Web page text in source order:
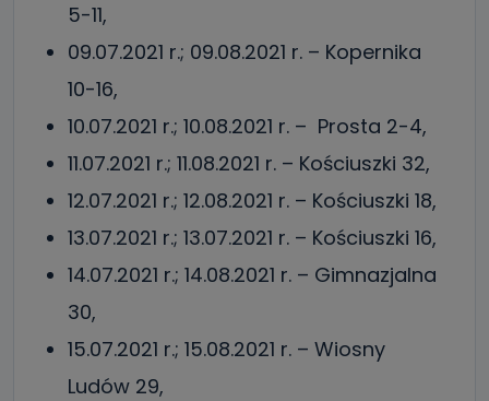
5-11,
09.07.2021 r.; 09.08.2021 r. – Kopernika
10-16,
10.07.2021 r.; 10.08.2021 r. – Prosta 2-4,
11.07.2021 r.; 11.08.2021 r. – Kościuszki 32,
12.07.2021 r.; 12.08.2021 r. – Kościuszki 18,
13.07.2021 r.; 13.07.2021 r. – Kościuszki 16,
14.07.2021 r.; 14.08.2021 r. – Gimnazjalna
30,
15.07.2021 r.; 15.08.2021 r. – Wiosny
Ludów 29,